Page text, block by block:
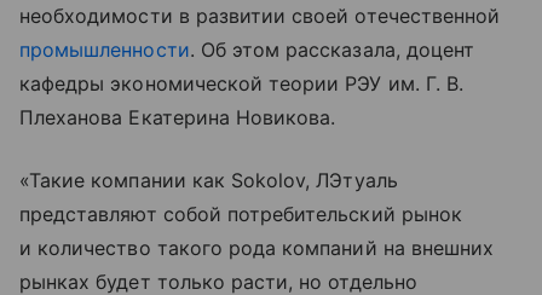
необходимости в развитии своей отечественной
промышленности. Об этом рассказала, доцент
кафедры экономической теории РЭУ им. Г. В.
Плеханова Екатерина Новикова.
«Такие компании как Sokolov, ЛЭтуаль
представляют собой потребительский рынок
и количество такого рода компаний на внешних
рынках будет только расти, но отдельно